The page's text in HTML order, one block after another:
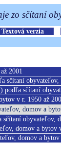
2001
sčítaní
podľa sčítaní
v r. 1950 až
domov a
obyvateľov,
domov a bytov
domov a bytov